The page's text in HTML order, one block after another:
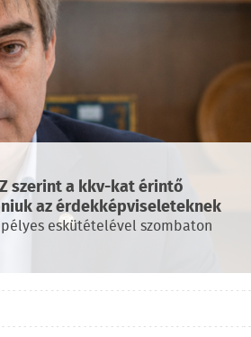
szerint a kkv-kat érintő
az érdekképviseleteknek
eskütételével szombaton